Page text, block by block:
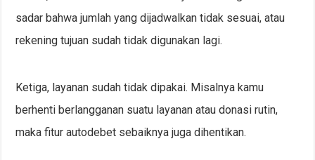
sadar bahwa jumlah yang dijadwalkan tidak sesuai, atau
rekening tujuan sudah tidak digunakan lagi.
Ketiga, layanan sudah tidak dipakai. Misalnya kamu
berhenti berlangganan suatu layanan atau donasi rutin,
maka fitur autodebet sebaiknya juga dihentikan.